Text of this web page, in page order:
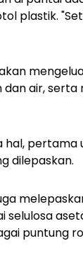
plastik.
air, serta
hal,
dilepaskan.
selulosa
puntung